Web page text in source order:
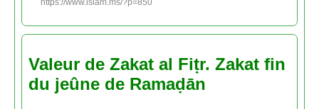
Valeur de Zakat al Fiṭr. Zakat fin
du jeûne de Ramaḍān